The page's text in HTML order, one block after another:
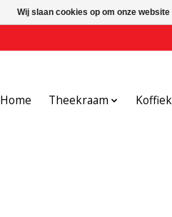
Home Theekraam
Wij slaan cookies op om onze